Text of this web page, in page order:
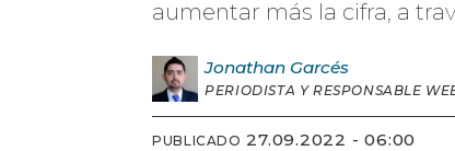
aumentar más la cifra, a
Jonathan Garcés
PERIODISTA Y RESPONSABLE
PUBLICADO 27.09.2022 - 06:00